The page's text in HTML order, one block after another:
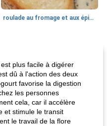
roulade au fromage et aux épinards
plus facile à digérer
dû à l'action des deux
favorise la digestion
les personnes
cela, car il accélère
et stimule le transit
le travail de la flore